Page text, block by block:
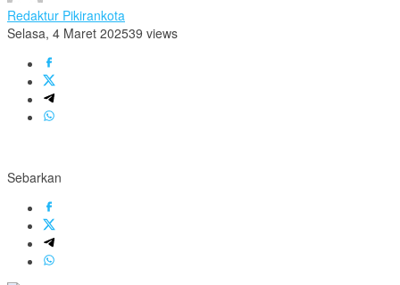
Redaktur Pikirankota
Selasa, 4 Maret 202539 views
Sebarkan